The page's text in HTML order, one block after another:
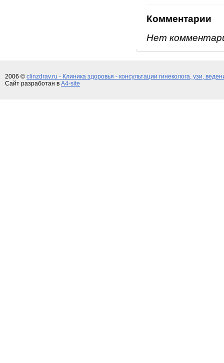
Комментарии
Нет
2006 © clinzdrav.ru - Клиника здоровья - консультации гинеколога, узи,
Сайт разработан в A4-site